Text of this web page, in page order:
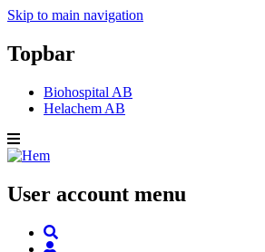
Skip to main navigation
Topbar
Biohospital AB
Helachem AB
User account menu